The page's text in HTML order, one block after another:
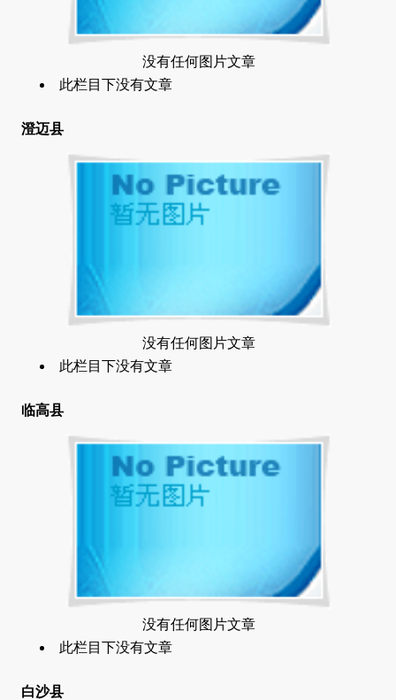
没有任何图片文章
此栏目下没有文章
澄迈县
没有任何图片文章
此栏目下没有文章
临高县
没有任何图片文章
此栏目下没有文章
白沙县